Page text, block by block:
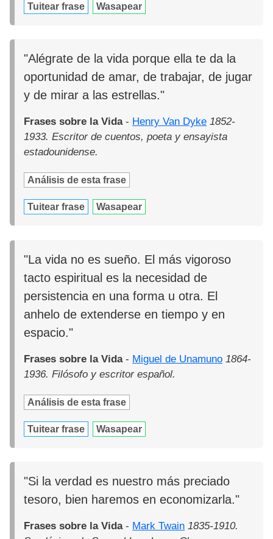
Tuitear frase Wasapear
"Alégrate de la vida porque ella te da la
oportunidad de amar, de trabajar, de jugar
y de mirar a las estrellas."
Frases sobre la Vida- Henry Van Dyke 1852-
1933. Escritor de cuentos, poeta y ensayista
estadounidense.
Análisis de esta frase
Tuitear frase Wasapear
"La vida no es sueño. El más vigoroso
tacto espiritual es la necesidad de
persistencia en una forma u otra. El
anhelo de extenderse en tiempo y en
espacio."
Frases sobre la Vida- Miguel de Unamuno 1864-
1936. Filósofo y escritor español.
Análisis de esta frase
Tuitear frase Wasapear
"Si la verdad es nuestro más preciado
tesoro, bien haremos en economizarla."
Frases sobre la Vida- Mark Twain 1835-1910.